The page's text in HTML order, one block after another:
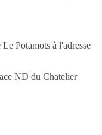
Potamots à l'adresse
ND du Chatelier